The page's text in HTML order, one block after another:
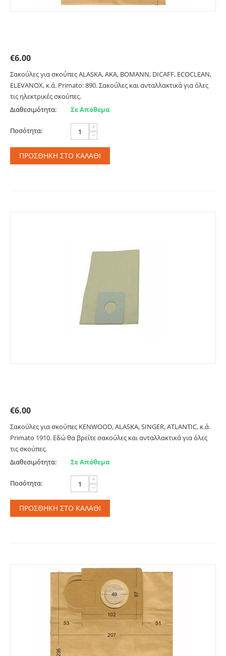
€6.00
Σακούλες για σκούπες ALASKA, AKA, BOMANN, DICAFF, ECOCLEAN,
ELEVANOX, κ.ά. Primato: 890. Σακούλες και ανταλλακτικά για όλες
τις ηλεκτρικές σκούπες.
Διαθεσιμότητα:
Σε Απόθεμα
Ποσότητα: +
−
ΠΡΟΣΘΉΚΗ ΣΤΟ ΚΑΛΆΘΙ
€6.00
Σακούλες για σκούπες KENWOOD, ALASKA, SINGER, ATLANTIC, κ.ά.
Primato 1910. Εδώ θα βρείτε σακούλες και ανταλλακτικά για όλες
τις σκούπες.
Διαθεσιμότητα:
Σε Απόθεμα
Ποσότητα: +
−
ΠΡΟΣΘΉΚΗ ΣΤΟ ΚΑΛΆΘΙ